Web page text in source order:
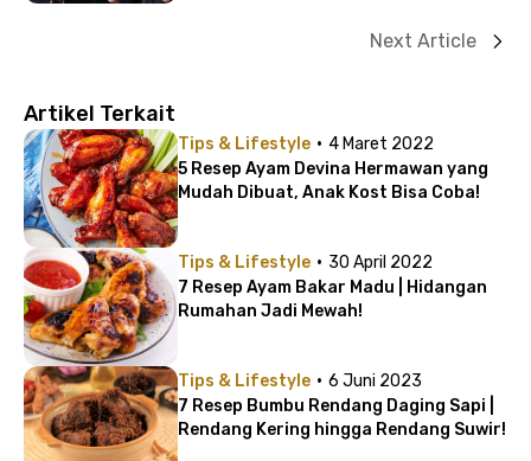
Next Article
Artikel Terkait
Tips & Lifestyle · 4 Maret 2022
5 Resep Ayam Devina Hermawan yang
Mudah Dibuat, Anak Kost Bisa Coba!
Tips & Lifestyle · 30 April 2022
7 Resep Ayam Bakar Madu | Hidangan
Rumahan Jadi Mewah!
Tips & Lifestyle · 6 Juni 2023
7 Resep Bumbu Rendang Daging Sapi |
Rendang Kering hingga Rendang Suwir!